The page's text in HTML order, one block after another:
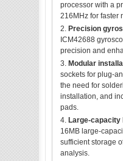
processor with a
216MHz for faster
Precision
ICM42688
precision and
Modular
sockets for plug-
the need for
installation, and
pads.
Large-capacity
16MB large-
sufficient storage
analysis.